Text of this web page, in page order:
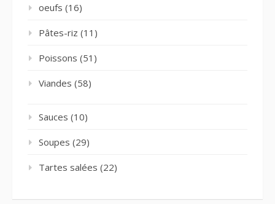
oeufs (16)
Pâtes-riz (11)
Poissons (51)
Viandes (58)
Sauces (10)
Soupes (29)
Tartes salées (22)